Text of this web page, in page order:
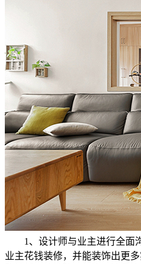
1、设计师与业主进行全面
业主花钱装修，并能装饰出更